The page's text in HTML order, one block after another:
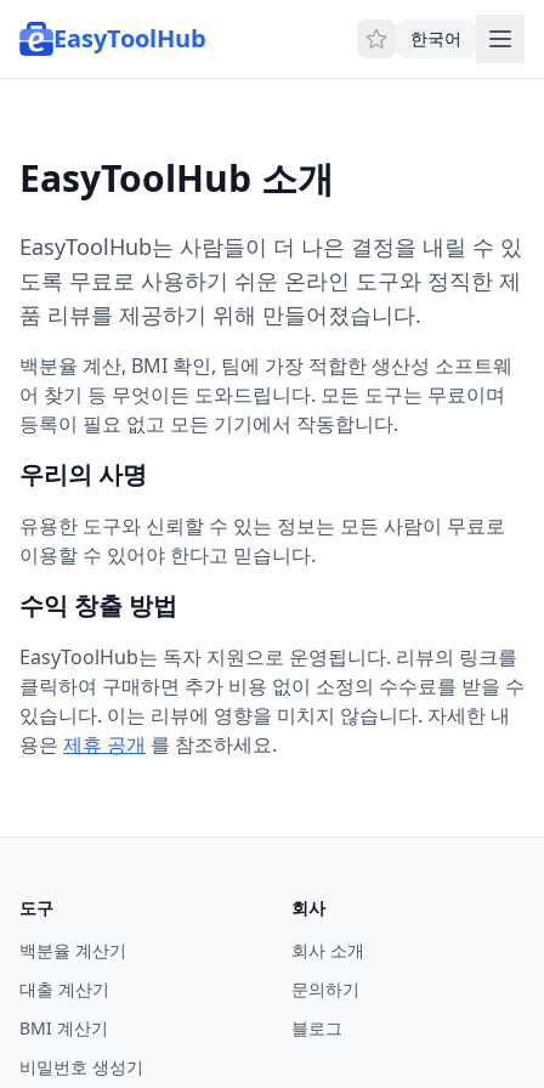
EasyToolHub 한국어
EasyToolHub 소개
EasyToolHub는 사람들이 더 나은 결정을 내릴 수 있
도록 무료로 사용하기 쉬운 온라인 도구와 정직한 제
품 리뷰를 제공하기 위해 만들어졌습니다.
백분율 계산, BMI 확인, 팀에 가장 적합한 생산성 소프트웨
어 찾기 등 무엇이든 도와드립니다. 모든 도구는 무료이며
등록이 필요 없고 모든 기기에서 작동합니다.
우리의 사명
유용한 도구와 신뢰할 수 있는 정보는 모든 사람이 무료로
이용할 수 있어야 한다고 믿습니다.
수익 창출 방법
EasyToolHub는 독자 지원으로 운영됩니다. 리뷰의 링크를
클릭하여 구매하면 추가 비용 없이 소정의 수수료를 받을 수
있습니다. 이는 리뷰에 영향을 미치지 않습니다. 자세한 내
용은 제휴 공개 를 참조하세요.
도구
백분율 계산기
대출 계산기
BMI 계산기
비밀번호 생성기
회사
회사 소개
문의하기
블로그